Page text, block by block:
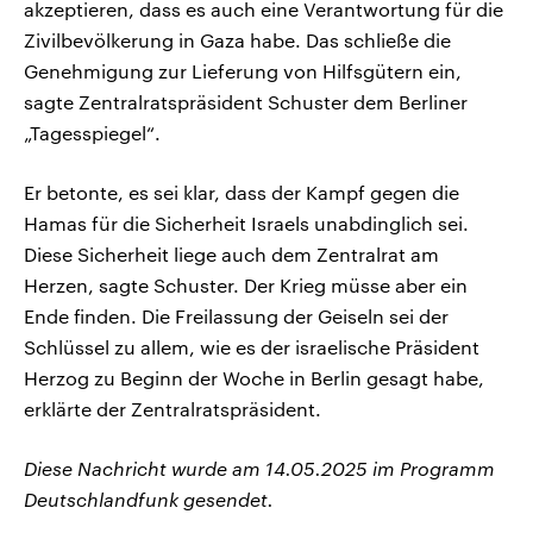
akzeptieren, dass es auch eine Verantwortung für die
Zivilbevölkerung in Gaza habe. Das schließe die
Genehmigung zur Lieferung von Hilfsgütern ein,
sagte Zentralratspräsident Schuster dem Berliner
„Tagesspiegel“.
Er betonte, es sei klar, dass der Kampf gegen die
Hamas für die Sicherheit Israels unabdinglich sei.
Diese Sicherheit liege auch dem Zentralrat am
Herzen, sagte Schuster. Der Krieg müsse aber ein
Ende finden. Die Freilassung der Geiseln sei der
Schlüssel zu allem, wie es der israelische Präsident
Herzog zu Beginn der Woche in Berlin gesagt habe,
erklärte der Zentralratspräsident.
Diese Nachricht wurde am 14.05.2025 im Programm
Deutschlandfunk gesendet.